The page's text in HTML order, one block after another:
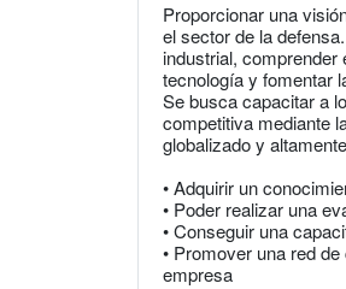
Proporcionar una
el sector de la
industrial, comprender
tecnología y fomentar
Se busca capacitar a
competitiva mediante
globalizado y
• Adquirir un
• Poder realizar una
• Conseguir una
• Promover una red
empresa